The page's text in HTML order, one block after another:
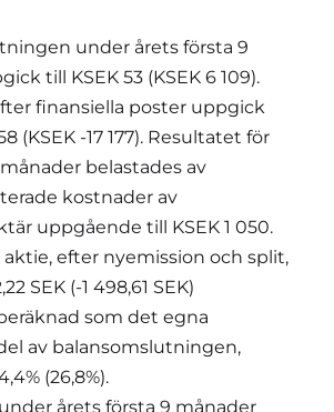
under årets första 9
till KSEK 53 (KSEK 6 109).
finansiella poster uppgick
(KSEK -17 177). Resultatet för
belastades av
kostnader av
uppgående till KSEK 1 050.
aktie, efter nyemission och split,
SEK (-1 498,61 SEK)
som det egna
av balansomslutningen,
(26,8%).
årets första 9 månader